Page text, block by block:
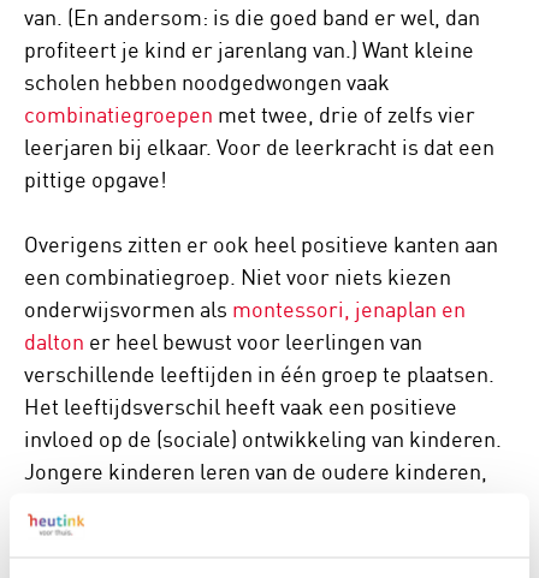
van. (En andersom: is die goed band er wel, dan
profiteert je kind er jarenlang van.) Want kleine
scholen hebben noodgedwongen vaak
combinatiegroepen met twee, drie of zelfs vier
leerjaren bij elkaar. Voor de leerkracht is dat een
pittige opgave!
Overigens zitten er ook heel positieve kanten aan
een combinatiegroep. Niet voor niets kiezen
onderwijsvormen als montessori, jenaplan en
dalton er heel bewust voor leerlingen van
verschillende leeftijden in één groep te plaatsen.
Het leeftijdsverschil heeft vaak een positieve
invloed op de (sociale) ontwikkeling van kinderen.
Jongere kinderen leren van de oudere kinderen,
jongere kinderen.